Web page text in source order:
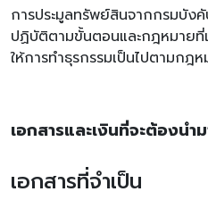
การประมูลทรัพย์สินจากกรมบัง
ปฏิบัติตามขั้นตอนและกฎหมายที่
ให้การทำธุรกรรมเป็นไปตามกฎ
เอกสารและเงินที่จะต้องนำ
เอกสารที่จำเป็น